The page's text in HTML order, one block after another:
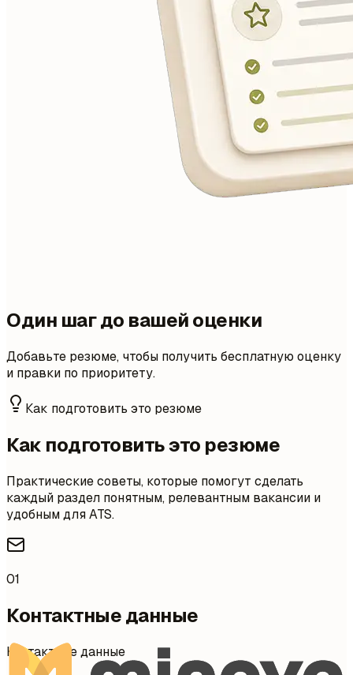
Один шаг до вашей оценки
Добавьте резюме, чтобы получить бесплатную оценку
и правки по приоритету.
Как подготовить это резюме
Как подготовить это резюме
Практические советы, которые помогут сделать
каждый раздел понятным, релевантным вакансии и
удобным для ATS.
01
Контактные данные
Контактные данные